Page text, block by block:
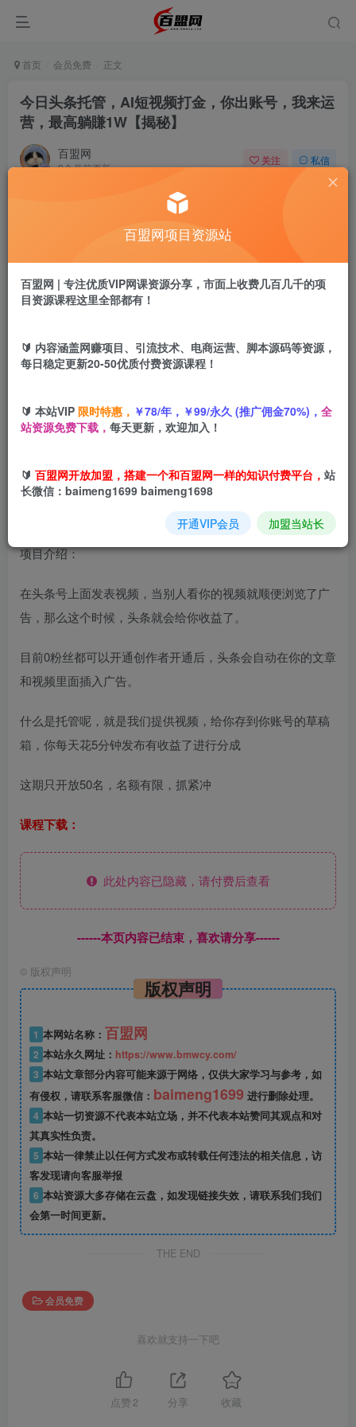
首页 会员免费 正文
今日头条托管，AI短视频打金，你出账号，我来运
营，最高躺賺1W【揭秘】
百盟网
9个月前更新
关注 私信
盟币9.9
立即购买
今日头条托管，AI短视频打金，你出账号，我来运营，最高
项目介绍：
在头条号上面发表视频，当别人看你的视频就顺便浏览了广
告，那么这个时候，头条就会给你收益了。
目前0粉丝都可以开通创作者开通后，头条会自动在你的文章
和视频里面插入广告。
什么是托管呢，就是我们提供视频，给你存到你账号的草稿
箱，你每天花5分钟发布有收益了进行分成
这期只开放50名，名额有限，抓紧冲
课程下载：
此处内容已隐藏，请付费后查看
------本页内容已结束，喜欢请分享------
© 版权声明
版权声明
1 本网站名称： 百盟网
2 本站永久网址： https://www.bmwcy.com/
3 本站文章部分内容可能来源于网络，仅供大家学习与参考，如
有侵权，请联系客服微信： baimeng1699 进行删除处理。
4 本站一切资源不代表本站立场，并不代表本站赞同其观点和对
其真实性负责。
5 本站一律禁止以任何方式发布或转载任何违法的相关信息，访
客发现请向客服举报
6 本站资源大多存储在云盘，如发现链接失效，请联系我们我们
会第一时间更新。
THE END
会员免费
喜欢就支持一下吧
点赞 2 分享 收藏
百盟网项目资源站
百盟网 | 专注优质VIP网课资源分享，市面上收费几百几千的项
目资源课程这里全部都有！
🔰 内容涵盖网赚项目、引流技术、电商运营、脚本源码等资源，
每日稳定更新20-50优质付费资源课程！
🔰 本站VIP 限时特惠， ￥78/年，￥99/永久 (推广佣金70%)， 全
站资源免费下载， 每天更新，欢迎加入！
🔰 百盟网开放加盟，搭建一个和百盟网一样的知识付费平台， 站
长微信：baimeng1699 baimeng1698
开通VIP会员 加盟当站长